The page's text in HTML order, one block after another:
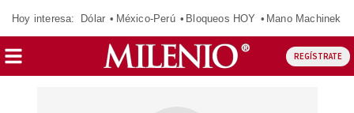
Hoy interesa: Dólar México-Perú Bloqueos HOY Mano Machinek
REGÍSTRATE